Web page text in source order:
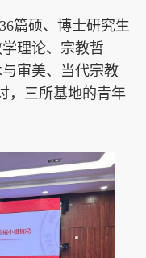
篇硕、博士研究生
理论、宗教哲
审美、当代宗教
，三所基地的青年